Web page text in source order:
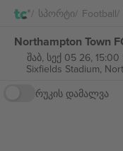
Სპორტი Football
შაბ, სექ 05 26, 15:00
Sixfields Stadium,
რუკის დამალვა